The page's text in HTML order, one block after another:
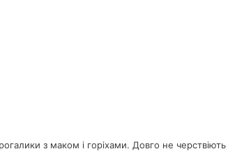
з маком і горіхами. Довго не